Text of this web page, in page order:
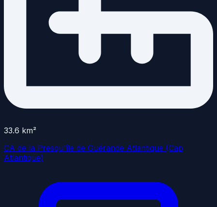
33.6 km²
CA de la Presqu'île de Guérande Atlantique (Cap
Atlantique)